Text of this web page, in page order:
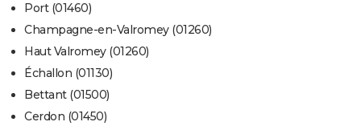
Port (01460)
Champagne-en-Valromey (01260)
Haut Valromey (01260)
Échallon (01130)
Bettant (01500)
Cerdon (01450)